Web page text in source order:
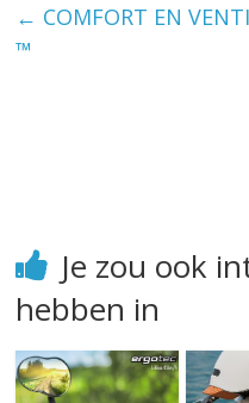
← COMFORT EN
™
Je zou ook
hebben in